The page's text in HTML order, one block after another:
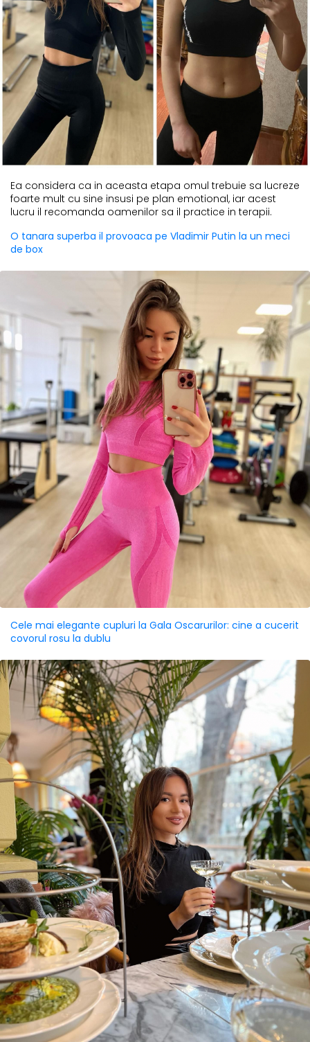
Ea considera ca in aceasta etapa omul trebuie sa lucreze
foarte mult cu sine insusi pe plan emotional, iar acest
lucru il recomanda oamenilor sa il practice in terapii.
O tanara superba il provoaca pe Vladimir Putin la un meci
de box
Cele mai elegante cupluri la Gala Oscarurilor: cine a cucerit
covorul rosu la dublu